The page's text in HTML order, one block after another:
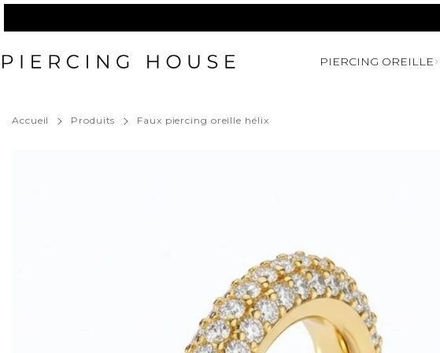
Passer
au
PIERCING OREILLE
Accueil Produits Faux piercing oreille hélix